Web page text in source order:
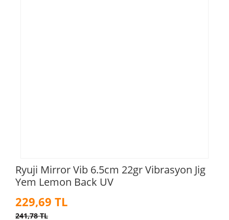
Ryuji Mirror Vib 6.5cm 22gr Vibrasyon Jig
Yem Lemon Back UV
229,69 TL
241,78 TL